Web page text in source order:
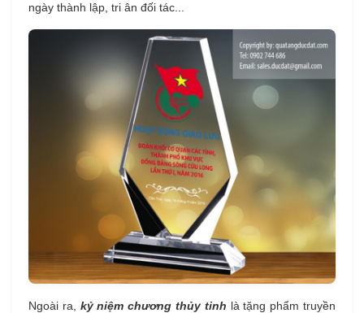
ngày thành lập, tri ân đối tác...
Ngoài ra, kỷ niệm chương thủy tinh là tặng phẩm truyền